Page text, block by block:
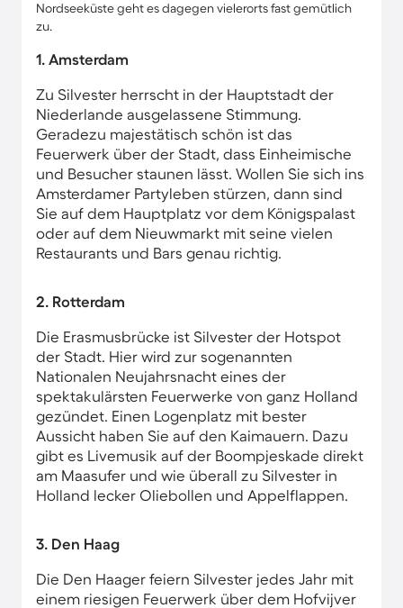
Nordseeküste geht es dagegen vielerorts fast gemütlich
zu.
1. Amsterdam
Zu Silvester herrscht in der Hauptstadt der
Niederlande ausgelassene Stimmung.
Geradezu majestätisch schön ist das
Feuerwerk über der Stadt, dass Einheimische
und Besucher staunen lässt. Wollen Sie sich ins
Amsterdamer Partyleben stürzen, dann sind
Sie auf dem Hauptplatz vor dem Königspalast
oder auf dem Nieuwmarkt mit seine vielen
Restaurants und Bars genau richtig.
2. Rotterdam
Die Erasmusbrücke ist Silvester der Hotspot
der Stadt. Hier wird zur sogenannten
Nationalen Neujahrsnacht eines der
spektakulärsten Feuerwerke von ganz Holland
gezündet. Einen Logenplatz mit bester
Aussicht haben Sie auf den Kaimauern. Dazu
gibt es Livemusik auf der Boompjeskade direkt
am Maasufer und wie überall zu Silvester in
Holland lecker Oliebollen und Appelflappen.
3. Den Haag
Die Den Haager feiern Silvester jedes Jahr mit
einem riesigen Feuerwerk über dem Hofvijver